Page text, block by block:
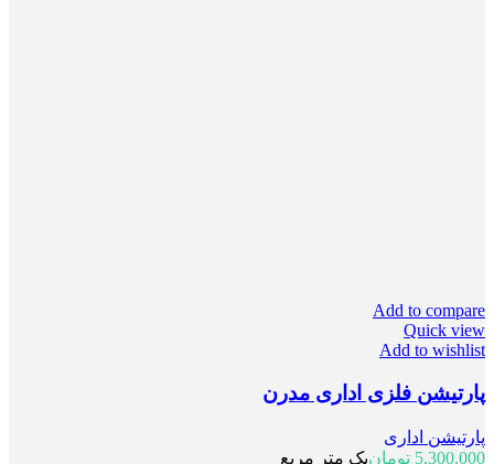
Add to compare
Quick view
Add to wishlist
پارتیشن فلزی اداری مدرن
پارتیشن اداری
5,300,000 تومانیک متر مربع